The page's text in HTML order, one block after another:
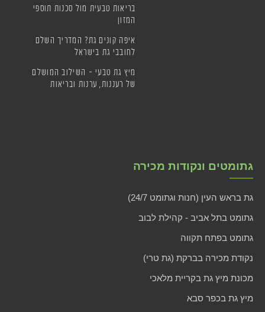
בריאות טבעית מול סכנות תוספי
המזון
איפה קונים גת? המדריך השלם
לחובבי גת בישראל
מיץ גת טבעי – השילוב המושלם
של רעננות, ערנות ובריאות
גתומטים ונקודות מכירה
גת בראש העין (חנות וגתומט 24/7)
גתומט בתל אביב - קהילת לבוב
גתומט בפתח תקווה
נקודת מכירה בברקת (גת טרי)
מכונת מיץ גת בקריית מלאכי
מיץ גת בכפר סבא